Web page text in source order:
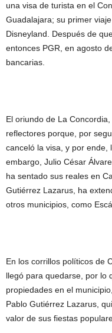
una visa de turista en el
Guadalajara; su primer
Disneyland. Después de
entonces PGR, en agosto
bancarias.
El oriundo de La
reflectores porque, por
canceló la visa, y por ende,
embargo, Julio César
ha sentado sus reales en
Gutiérrez Lazarus, ha
otros municipios, como
En los corrillos políticos de
llegó para quedarse, por lo
propiedades en el
Pablo Gutiérrez Lazarus,
valor de sus fiestas